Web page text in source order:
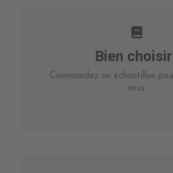
Bien
Commandez un échantillon
vous.